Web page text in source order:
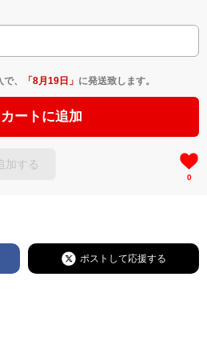
、 「8月19日 」 に発送致します。
カートに追加
加する
0
ポストして応援する